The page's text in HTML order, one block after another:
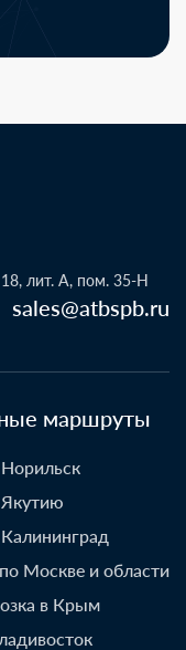
лит. А, пом. 35-Н
sales@atbspb.ru
маршруты
Норильск
Якутию
Москве и области
в Крым